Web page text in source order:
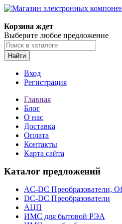
Корзина ждет
Выберите любое предложение
Найти
Вход
Регистрация
Главная
Блог
О нас
Доставка
Оплата
Контакты
Карта сайта
Каталог предложений
AC-DC Преобразователи,
DC-DC Преобразователи
АЦП
ИМС для бытовой РЭА